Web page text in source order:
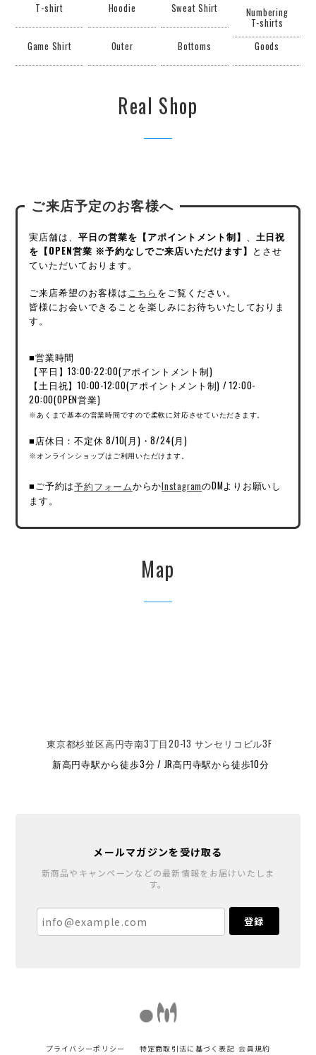
T-shirt Hoodie Sweat Shirt Numbering
T-shirts
Game Shirt
Outer Bottoms Goods
Real Shop
ご来店予定のお客様へ
実店舗は、平日の営業を【アポイントメント制】 、 土日祝
を【OPEN営業 ※予約なしでご来店いただけます】 とさせ
ていただいております。
ご来店希望のお客様はこちら をご覧ください。
皆様にお会いできることを楽しみにお待ちいたしておりま
す。
■営業時間
【平日】13:00-22:00(アポイントメント制)
【土日祝】10:00-12:00(アポイントメント制) / 12:00-
20:00(OPEN営業)
※あくまで基本の営業時間ですので柔軟に対応させていただきます。
■店休日：不定休 8/10(月)・8/24(月)
※オンラインショップはご利用いただけます。
■ご予約は予約フォームからかInstagramのDMよりお願いし
ます。
Map
東京都杉並区高円寺南3丁目20-13 サンセリコビル3F
新高円寺駅から徒歩3分 / JR高円寺駅から徒歩10分
メールマガジンを受け取る
新商品やキャンペーンなどの最新情報をお届けいたしま
す。
登録
プライバシーポリシー 特定商取引法に基づく表記 会員規約